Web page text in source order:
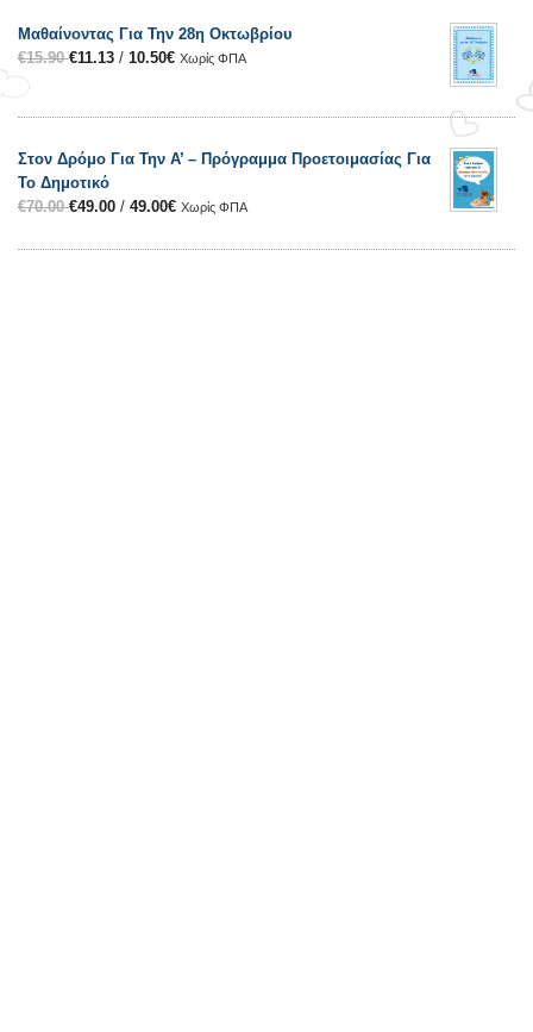
Μαθαίνοντας Για Την 28η Οκτωβρίου
€15.90€11.13 / 10.50€ Χωρίς ΦΠΑ
Στον Δρόμο Για Την Α’ – Πρόγραμμα Προετοιμασίας Για
Το Δημοτικό
€70.00€49.00 / 49.00€ Χωρίς ΦΠΑ